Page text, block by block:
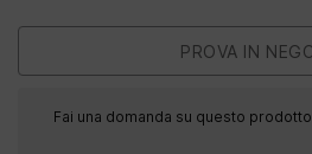
Fai una domanda su questo prodotto